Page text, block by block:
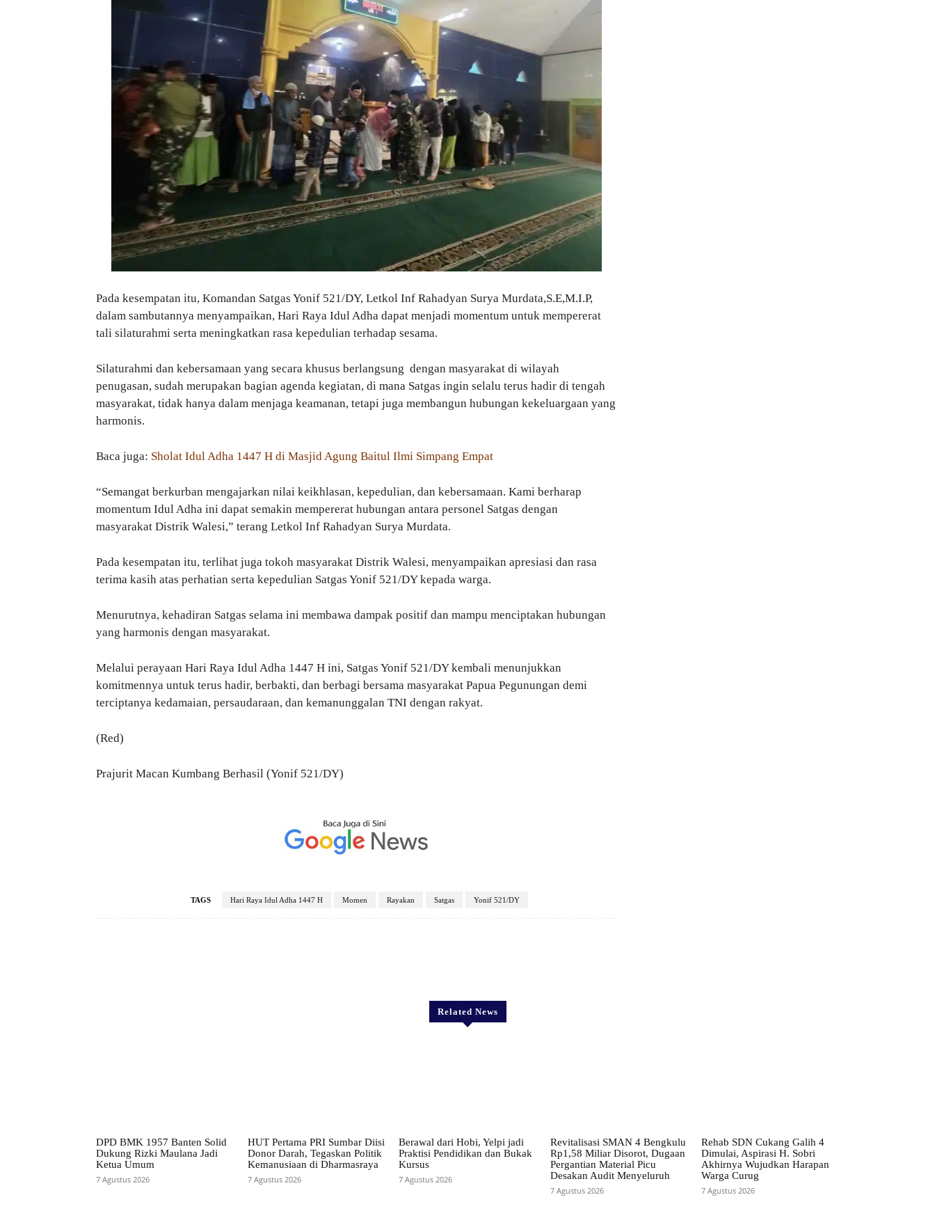
Pada kesempatan itu, Komandan Satgas Yonif 521/DY, Letkol Inf Rahadyan Surya Murdata,S.E,M.I.P,
dalam sambutannya menyampaikan, Hari Raya Idul Adha dapat menjadi momentum untuk mempererat
tali silaturahmi serta meningkatkan rasa kepedulian terhadap sesama.
Silaturahmi dan kebersamaan yang secara khusus berlangsung dengan masyarakat di wilayah
penugasan, sudah merupakan bagian agenda kegiatan, di mana Satgas ingin selalu terus hadir di tengah
masyarakat, tidak hanya dalam menjaga keamanan, tetapi juga membangun hubungan kekeluargaan yang
harmonis.
Baca juga: Sholat Idul Adha 1447 H di Masjid Agung Baitul Ilmi Simpang Empat
“Semangat berkurban mengajarkan nilai keikhlasan, kepedulian, dan kebersamaan. Kami berharap
momentum Idul Adha ini dapat semakin mempererat hubungan antara personel Satgas dengan
masyarakat Distrik Walesi,” terang Letkol Inf Rahadyan Surya Murdata.
Pada kesempatan itu, terlihat juga tokoh masyarakat Distrik Walesi, menyampaikan apresiasi dan rasa
terima kasih atas perhatian serta kepedulian Satgas Yonif 521/DY kepada warga.
Menurutnya, kehadiran Satgas selama ini membawa dampak positif dan mampu menciptakan hubungan
yang harmonis dengan masyarakat.
Melalui perayaan Hari Raya Idul Adha 1447 H ini, Satgas Yonif 521/DY kembali menunjukkan
komitmennya untuk terus hadir, berbakti, dan berbagi bersama masyarakat Papua Pegunungan demi
terciptanya kedamaian, persaudaraan, dan kemanunggalan TNI dengan rakyat.
(Red)
Prajurit Macan Kumbang Berhasil (Yonif 521/DY)
TAGS Hari Raya Idul Adha 1447 H Momen Rayakan Satgas Yonif 521/DY
Related News
DPD BMK 1957 Banten Solid
Dukung Rizki Maulana Jadi
Ketua Umum
7 Agustus 2026
HUT Pertama PRI Sumbar Diisi
Donor Darah, Tegaskan Politik
Kemanusiaan di Dharmasraya
7 Agustus 2026
Berawal dari Hobi, Yelpi jadi
Praktisi Pendidikan dan Bukak
Kursus
7 Agustus 2026
Revitalisasi SMAN 4 Bengkulu
Rp1,58 Miliar Disorot, Dugaan
Pergantian Material Picu
Desakan Audit Menyeluruh
7 Agustus 2026
Rehab SDN Cukang Galih 4
Dimulai, Aspirasi H. Sobri
Akhirnya Wujudkan Harapan
Warga Curug
7 Agustus 2026